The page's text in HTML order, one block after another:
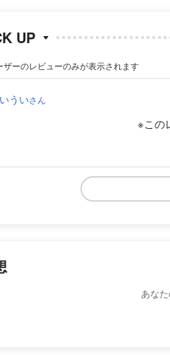
UP
ーのレビューのみが表示されます
ういさん
※この
あな